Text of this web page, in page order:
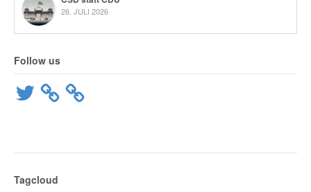
26. JULI 2026
Follow us
Twitter
Tagcloud